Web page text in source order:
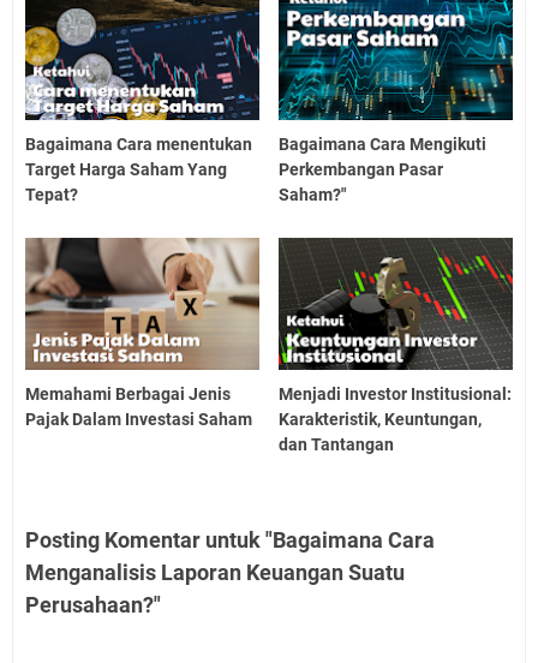
Bagaimana Cara menentukan
Target Harga Saham Yang
Tepat?
Bagaimana Cara Mengikuti
Perkembangan Pasar
Saham?"
Memahami Berbagai Jenis
Pajak Dalam Investasi Saham
Menjadi Investor Institusional:
Karakteristik, Keuntungan,
dan Tantangan
Posting Komentar untuk "Bagaimana Cara
Menganalisis Laporan Keuangan Suatu
Perusahaan?"